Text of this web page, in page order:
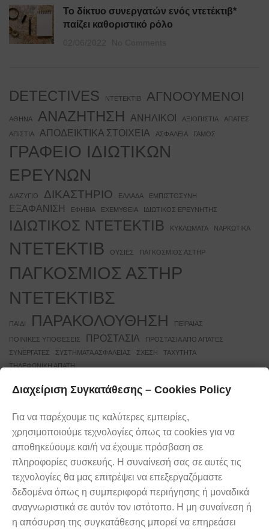
Το δίκτυο συνεργατών ενός ντετέκτιβ*
παίζει καθοριστικό ρόλο
DETECTIVES NTETEKTIB ΑΓΝΟΟΥΜΕΝΟΙ
ΑΘΗΝΑ ΑΝΑΖΗΤΗΣΗ ΑΝΗΛΙΚΟΙ ΑΞΙΟΠΙΣΤΙΑ ΑΠΑΤΕΣ
ΑΠΙΣΤΙΑ ΑΠΟΔΕΙΚΤΙΚΑ ΣΤΟΙΧΕΙΑ ΑΣΦΑΛΕΙΑ ΓΑΜΟΣ
ΓΡΑΦΕΙΟ ΙΔΙΩΤΙΚΩΝ
ΕΡΕΥΝΩΝ
ΔΙΑΖΥΓΙΟ ΔΙΚΑΣΤΗΡΙΟ ΕΛΛΑΔΑ ΕΜΠΙΣΤΟΣΥΝΗ
ΕΞΑΦΑΝΙΣΗ ΕΦΗΒΙΑ ΕΧΕΜΥΘΕΙΑ ΙΔΙΩΤΙΚΟΣ ΕΡΕΥΝΗΤΗΣ
ΙΔΙΩΤΙΚΟΣ ΝΤΕΤΕΚΤΙΒ ΚΥΚΛΩΜΑΤΑ ΝΑΡΚΩΤΙΚΑ
ΝΤΕΤΕΚΤΙΒ ΟΥΣΙΕΣ ΠΑΓΚΟΣΜΙΟΣ ΑΣΤΗΡ
ΠΑΓΚΟΣΜΙΟΣ ΑΣΤΗΡ
ΝΤΕΤΕΚΤΙΒΣ
ΠΑΙΔΙ ΠΑΡΑΚΟΛΟΥΘΗΣΗ ΠΕΙΡΑΙΑΣ
ΠΟΙΝΙΚΕΣ ΥΠΟΘΕΣΕΙΣ ΠΡΟΣΤΑΣΙΑ
ΠΡΟΣΤΑΣΙΑ ΑΠΟ ΑΠΑΤΕΣ
ΣΥΝΕΡΓΑΤΕΣ
ΣΥΣΤΗΜΑΤΑ ΑΣΦΑΛΕΙΑΣ ΣΧΕΣΗ
ΤΑΧΥΤΗΤΑ
ΤΗΛΕΦΩΝΙΚΗ ΑΠΑΤΗ
ειδικούς
24 ώρες την ημέρα, 7 μέρες την
εβδομάδα, βρισκόμαστε στη διάθεσή
σας.
τώρα
Διαχείριση Συγκατάθεσης – Cookies Policy
Για να παρέχουμε τις καλύτερες εμπειρίες,
χρησιμοποιούμε τεχνολογίες όπως τα cookies για να
αποθηκεύουμε και/ή να έχουμε πρόσβαση σε
πληροφορίες συσκευής. Η συναίνεσή σας σε αυτές τις
τεχνολογίες θα μας επιτρέψει να επεξεργαζόμαστε
δεδομένα όπως η συμπεριφορά περιήγησης ή μοναδικά
αναγνωριστικά σε αυτόν τον ιστότοπο. Η μη συναίνεση ή
η απόσυρση της συγκατάθεσης μπορεί να επηρεάσει